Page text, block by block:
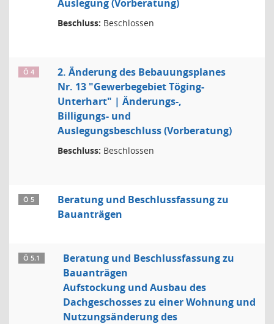
Auslegung (Vorberatung)
Beschluss: Beschlossen
Ö 4
2. Änderung des Bebauungsplanes
Nr. 13 "Gewerbegebiet Töging-
Unterhart" | Änderungs-,
Billigungs- und
Auslegungsbeschluss (Vorberatung)
Beschluss: Beschlossen
Ö 5
Beratung und Beschlussfassung zu
Bauanträgen
Ö 5.1
Beratung und Beschlussfassung zu
Bauanträgen
Aufstockung und Ausbau des
Dachgeschosses zu einer Wohnung und
Nutzungsänderung des